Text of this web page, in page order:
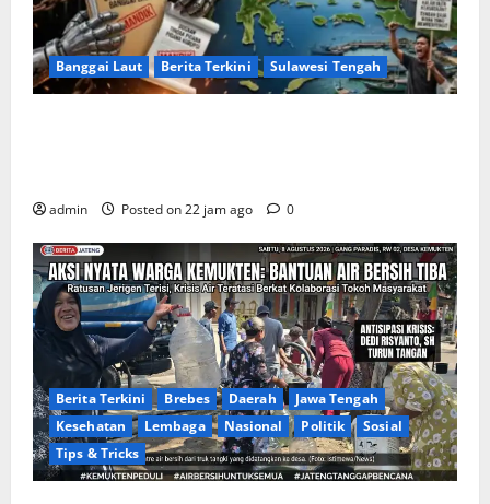
Banggai Laut Berita Terkini Sulawesi Tengah
admin Posted on 22 jam ago 0
Berita Terkini Brebes Daerah
Jawa Tengah
Kesehatan
Lembaga Nasional Politik
Sosial
Tips & Tricks